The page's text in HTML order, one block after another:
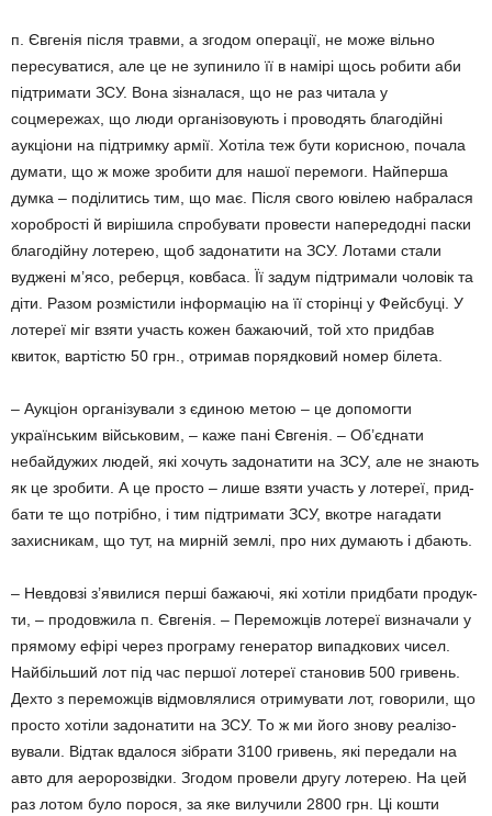
п. Євгенія після травми, а згодом операції, не може вільно
пересува­тися, але це не зупинило її в намірі щось робити аби
підтримати ЗСУ. Вона зізналася, що не раз читала у
соцмережах, що люди організову­ють і проводять благодійні
аукціони на підтримку армії. Хотіла теж бути корисною, почала
думати, що ж може зробити для нашої перемоги. Найперша
думка – поділитись тим, що має. Після свого ювілею набра­лася
хоробрості й вирішила спро­бувати провести напередодні паски
благодійну лотерею, щоб задона­ти­ти на ЗСУ. Лотами стали
вуджені м’ясо, реберця, ковбаса. Її задум підтримали чоловік та
діти. Разом розмістили інформацію на її сторін­ці у Фейсбуці. У
лотереї міг взяти участь кожен бажаючий, той хто придбав
квиток, вартістю 50 грн., отримав порядковий номер білета.
– Аукціон організували з єдиною метою – це допомогти
українським військовим, – каже пані Євгенія. – Об’єднати
небайдужих людей, які хочуть задонатити на ЗСУ, але не знають
як це зробити. А це прос­то – лише взяти участь у лотереї, прид­
бати те що потрібно, і тим підтрима­ти ЗСУ, вкотре нагадати
захисникам, що тут, на мирній землі, про них думають і дбають.
– Невдовзі з’явилися перші ба­жа­ючі, які хотіли придбати продук­
ти, – продовжила п. Євгенія. – Пере­можців лотереї визначали у
прямо­му ефірі через програму ге­нератор випадкових чисел.
Най­більший лот під час першої лотереї становив 500 гривень.
Дехто з пе­реможців відмовлялися отриму­вати лот, гово­рили, що
просто хоті­ли задонатити на ЗСУ. То ж ми його знову реалізо­
вували. Відтак вдало­ся зібрати 3100 гривень, які пере­дали на
авто для аеророзвідки. Згодом провели другу лотерею. На цей
раз лотом було порося, за яке вилучили 2800 грн. Ці кошти